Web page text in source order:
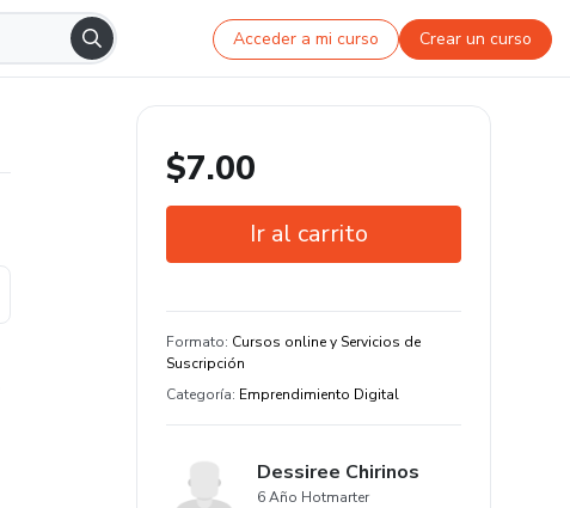
Acceder a mi curso Crear un curso
$7.00
Ir al carrito
Estudia a tu manera y en cualquier
dispositivo
Formato: Cursos online y Servicios de
Suscripción
Categoría: Emprendimiento Digital
Dessiree Chirinos
6 Año Hotmarter